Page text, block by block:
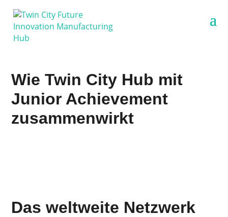
Wie Twin City Hub mit
Junior Achievement
zusammenwirkt
Das weltweite Netzwerk